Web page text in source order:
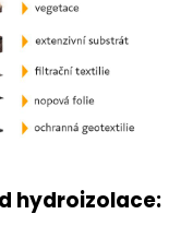
hydroizolace: